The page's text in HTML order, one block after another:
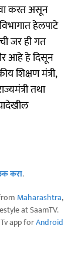
करत असून
हेलपाटे
जर ही गत
आहे हे दिसून
शिक्षण मंत्री,
तथा
करा.
Maharashtra,
at SaamTV.
app forAndroid